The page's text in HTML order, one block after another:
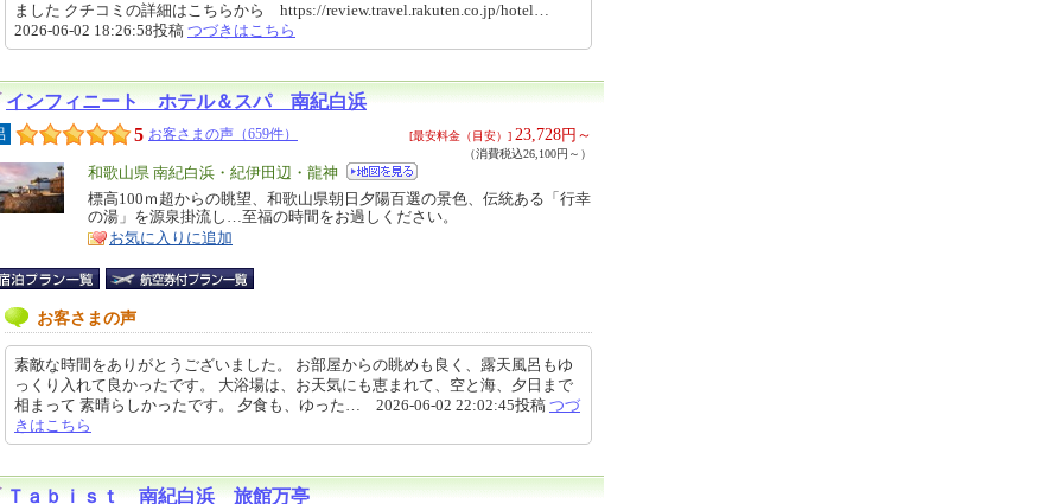
ました クチコミの詳細はこちらから https://review.travel.rakuten.co.jp/hotel…
2026-06-02 18:26:58投稿 つづきはこちら
インフィニート ホテル＆スパ 南紀白浜
5 お客さまの声（659件） [最安料金（目安）] 23,728円～
（消費税込26,100円～）
エ
リ
ア
和歌山県 南紀白浜・紀伊田辺・龍神
特
徴
標高100ｍ超からの眺望、和歌山県朝日夕陽百選の景色、伝統ある「行幸
の湯」を源泉掛流し…至福の時間をお過しください。
お気に入りに追加
お客さまの声
素敵な時間をありがとうございました。 お部屋からの眺めも良く、露天風呂もゆ
っくり入れて良かったです。 大浴場は、お天気にも恵まれて、空と海、夕日まで
相まって 素晴らしかったです。 夕食も、ゆった… 2026-06-02 22:02:45投稿 つづ
きはこちら
Ｔａｂｉｓｔ 南紀白浜 旅館万亭